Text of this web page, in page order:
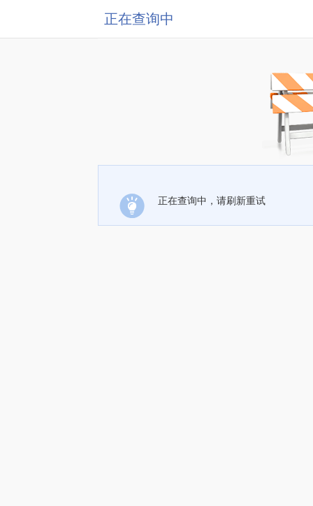
正在查询中
正在查询中，请刷新重试